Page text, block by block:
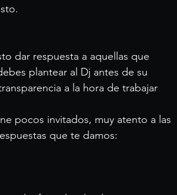
dar respuesta a aquellas que
plantear al Dj antes de su
a la hora de trabajar
pocos invitados, muy atento a las
que te damos: